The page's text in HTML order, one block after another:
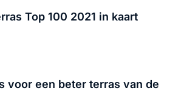
Top 100 2021 in kaart
voor een beter terras van de